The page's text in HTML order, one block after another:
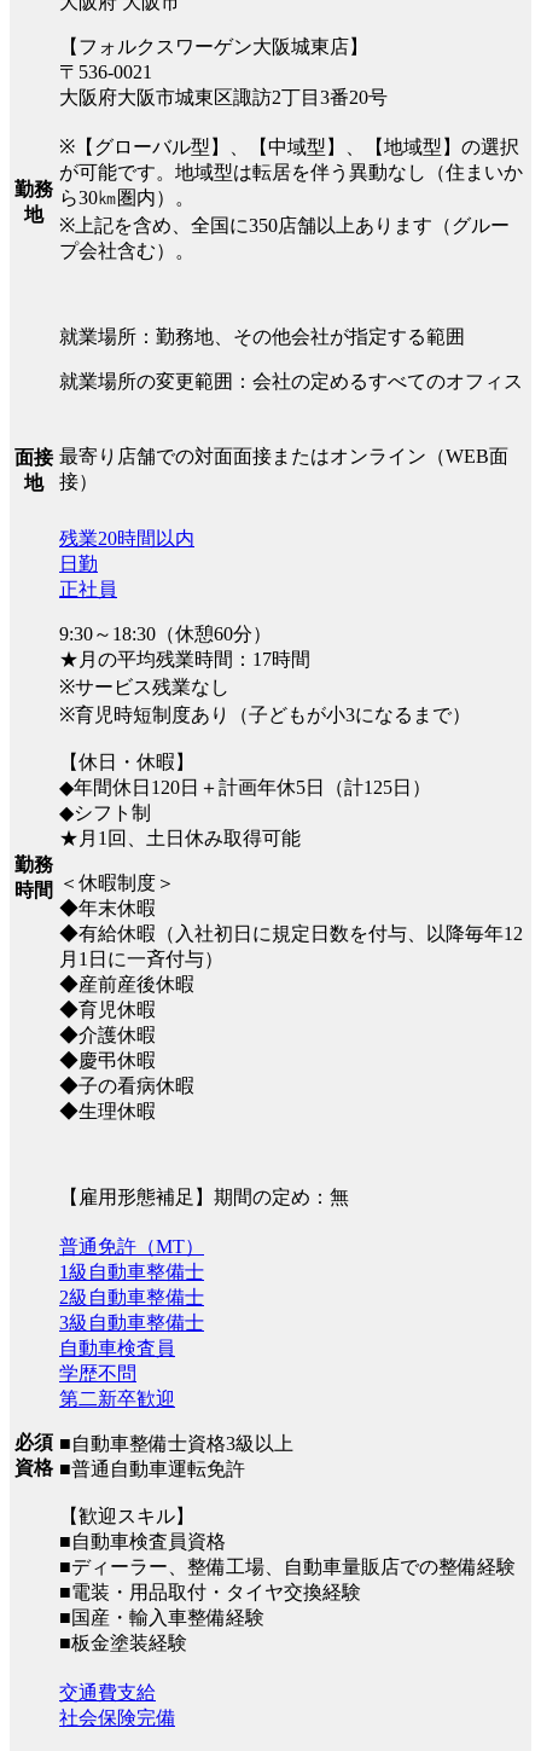
勤務
地
【フォルクスワーゲン大阪城東店】
〒536-0021
大阪府大阪市城東区諏訪2丁目3番20号
※【グローバル型】、【中域型】、【地域型】の選択
が可能です。地域型は転居を伴う異動なし（住まいか
ら30㎞圏内）。
※上記を含め、全国に350店舗以上あります（グルー
プ会社含む）。
就業場所：勤務地、その他会社が指定する範囲
就業場所の変更範囲：会社の定めるすべてのオフィス
面接
地
最寄り店舗での対面面接またはオンライン（WEB面
接）
勤務
時間
残業20時間以内
日勤
正社員
9:30～18:30（休憩60分）
★月の平均残業時間：17時間
※サービス残業なし
※育児時短制度あり（子どもが小3になるまで）
【休日・休暇】
◆年間休日120日＋計画年休5日（計125日）
◆シフト制
★月1回、土日休み取得可能
＜休暇制度＞
◆年末休暇
◆有給休暇（入社初日に規定日数を付与、以降毎年12
月1日に一斉付与）
◆産前産後休暇
◆育児休暇
◆介護休暇
◆慶弔休暇
◆子の看病休暇
◆生理休暇
【雇用形態補足】期間の定め：無
必須
資格
普通免許（MT）
1級自動車整備士
2級自動車整備士
3級自動車整備士
自動車検査員
学歴不問
第二新卒歓迎
■自動車整備士資格3級以上
■普通自動車運転免許
【歓迎スキル】
■自動車検査員資格
■ディーラー、整備工場、自動車量販店での整備経験
■電装・用品取付・タイヤ交換経験
■国産・輸入車整備経験
■板金塗装経験
交通費支給
社会保険完備